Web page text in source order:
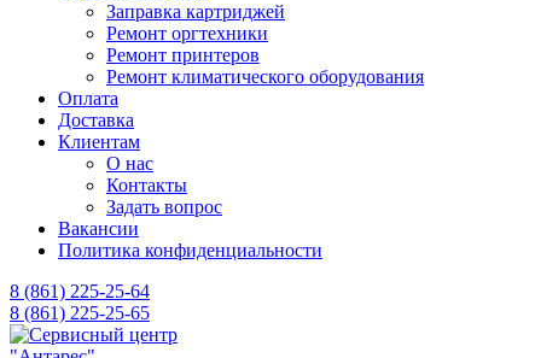
Заправка картриджей
Ремонт оргтехники
Ремонт принтеров
Ремонт климатического оборудования
Оплата
Доставка
Клиентам
О нас
Контакты
Задать вопрос
Вакансии
Политика конфиденциальности
8 (861) 225-25-64
8 (861) 225-25-65